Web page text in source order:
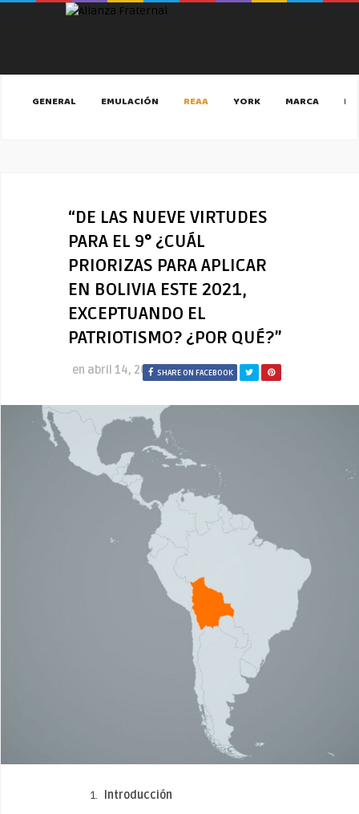
GENERAL EMULACIÓN REAA YORK MARCA
“DE LAS NUEVE VIRTUDES
PARA EL 9° ¿CUÁL
PRIORIZAS PARA APLICAR
EN BOLIVIA ESTE 2021,
EXCEPTUANDO EL
PATRIOTISMO? ¿POR QUÉ?”
en abril 14, 2021SHARE ON FACEBOOK
Introducción